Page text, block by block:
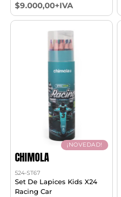
$9.000,00+IVA
¡NOVEDAD!
CHIMOLA
524-ST67
Set De Lapices Kids X24
Racing Car